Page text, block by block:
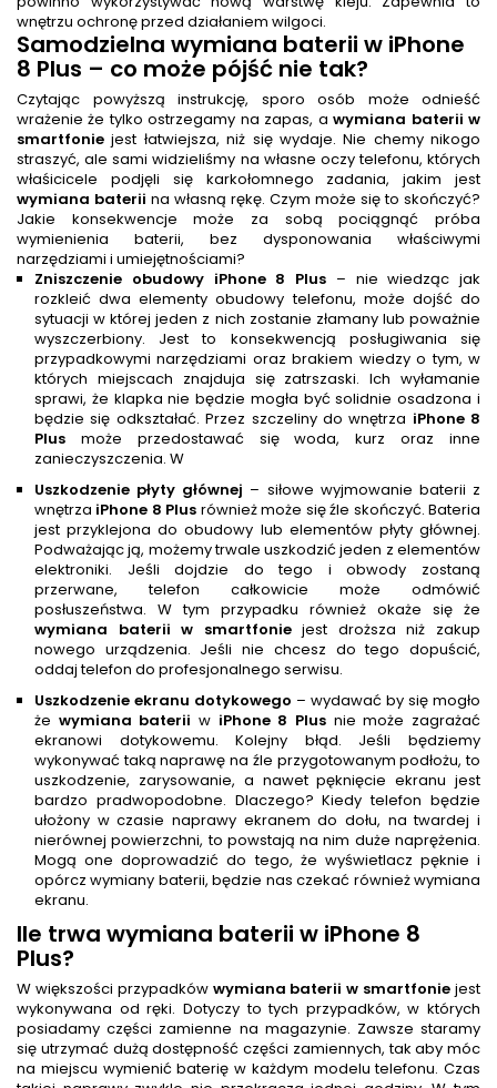
wnętrzu ochronę przed działaniem wilgoci.
Samodzielna wymiana baterii w iPhone
8 Plus – co może pójść nie tak?
Czytając powyższą instrukcję, sporo osób może odnieść
wrażenie że tylko ostrzegamy na zapas, awymiana baterii w
smartfonie jest łatwiejsza, niż się wydaje. Nie chemy nikogo
straszyć, ale sami widzieliśmy na własne oczy telefonu, których
właśicicele podjęli się karkołomnego zadania, jakim jest
wymiana baterii na własną rękę. Czym może się to skończyć?
Jakie konsekwencje może za sobą pociągnąć próba
wymienienia baterii, bez dysponowania właściwymi
narzędziami i umiejętnościami?
Zniszczenie obudowy iPhone 8 Plus – nie wiedząc jak
rozkleić dwa elementy obudowy telefonu, może dojść do
sytuacji w której jeden z nich zostanie złamany lub poważnie
wyszczerbiony. Jest to konsekwencją posługiwania się
przypadkowymi narzędziami oraz brakiem wiedzy o tym, w
których miejscach znajduja się zatrszaski. Ich wyłamanie
sprawi, że klapka nie będzie mogła być solidnie osadzona i
będzie się odkształać. Przez szczeliny do wnętrza iPhone 8
Plus może przedostawać się woda, kurz oraz inne
zanieczyszczenia. W
Uszkodzenie płyty głównej – siłowe wyjmowanie baterii z
wnętrza iPhone 8 Plus również może się źle skończyć. Bateria
jest przyklejona do obudowy lub elementów płyty głównej.
Podważając ją, możemy trwale uszkodzić jeden z elementów
elektroniki. Jeśli dojdzie do tego i obwody zostaną
przerwane, telefon całkowicie może odmówić
posłuszeństwa. W tym przypadku również okaże się że
wymiana baterii w smartfoniejest droższa niż zakup
nowego urządzenia. Jeśli nie chcesz do tego dopuścić,
oddaj telefon do profesjonalnego serwisu.
Uszkodzenie ekranu dotykowego – wydawać by się mogło
że wymiana baterii w iPhone 8 Plus nie może zagrażać
ekranowi dotykowemu. Kolejny błąd. Jeśli będziemy
wykonywać taką naprawę na źle przygotowanym podłożu, to
uszkodzenie, zarysowanie, a nawet pęknięcie ekranu jest
bardzo pradwopodobne. Dlaczego? Kiedy telefon będzie
ułożony w czasie naprawy ekranem do dołu, na twardej i
nierównej powierzchni, to powstają na nim duże naprężenia.
Mogą one doprowadzić do tego, że wyświetlacz pęknie i
opórcz wymiany baterii, będzie nas czekać również wymiana
ekranu.
Ile trwa wymiana baterii w iPhone 8
Plus?
W większości przypadków wymiana baterii w smartfonie jest
wykonywana od ręki. Dotyczy to tych przypadków, w których
posiadamy części zamienne na magazynie. Zawsze staramy
się utrzymać dużą dostępność części zamiennych, tak aby móc
na miejscu wymienić baterię w każdym modelu telefonu. Czas